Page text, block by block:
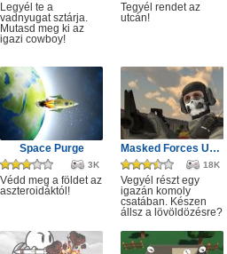
Legyél te a
vadnyugat sztárja.
Mutasd meg ki az
igazi cowboy!
Tegyél rendet az
utcán!
Space Purge
3K
Védd meg a földet az
aszteroidáktól!
Masked Forces Unlimited
18K
Vegyél részt egy
igazán komoly
csatában. Készen
állsz a lövöldözésre?